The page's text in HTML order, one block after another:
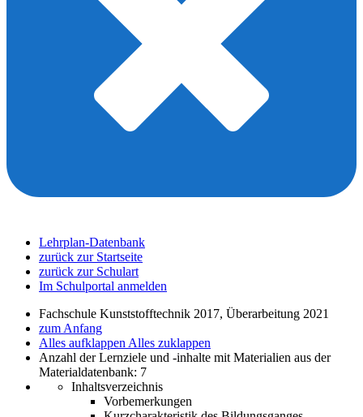
Lehrplan-Datenbank
zurück zur Startseite
zurück zur Schulart
Im Schulportal anmelden
Fachschule Kunststofftechnik 2017, Überarbeitung 2021
zum Anfang
Alles aufklappen Alles zuklappen
Anzahl der Lernziele und -inhalte mit Materialien aus der
Materialdatenbank: 7
Inhaltsverzeichnis
Vorbemerkungen